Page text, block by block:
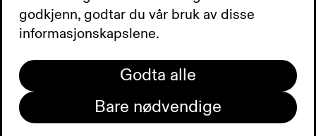
godkjenn, godtar du vår bruk av disse
informasjonskapslene.
Godta alle
Bare nødvendige